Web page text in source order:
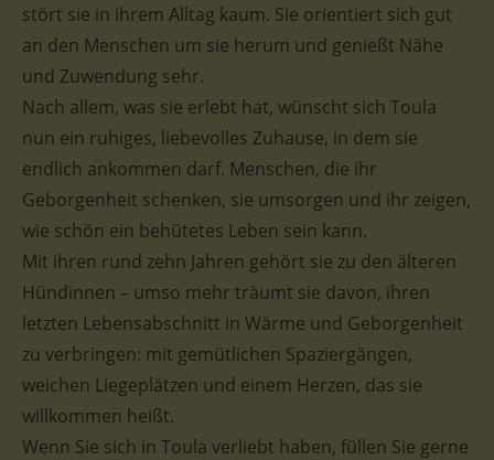
stört sie in ihrem Alltag kaum. Sie orientiert sich gut
an den Menschen um sie herum und genießt Nähe
und Zuwendung sehr.
Nach allem, was sie erlebt hat, wünscht sich Toula
nun ein ruhiges, liebevolles Zuhause, in dem sie
endlich ankommen darf. Menschen, die ihr
Geborgenheit schenken, sie umsorgen und ihr zeigen,
wie schön ein behütetes Leben sein kann.
Mit ihren rund zehn Jahren gehört sie zu den älteren
Hündinnen – umso mehr träumt sie davon, ihren
letzten Lebensabschnitt in Wärme und Geborgenheit
zu verbringen: mit gemütlichen Spaziergängen,
weichen Liegeplätzen und einem Herzen, das sie
willkommen heißt.
Wenn Sie sich in Toula verliebt haben, füllen Sie gerne